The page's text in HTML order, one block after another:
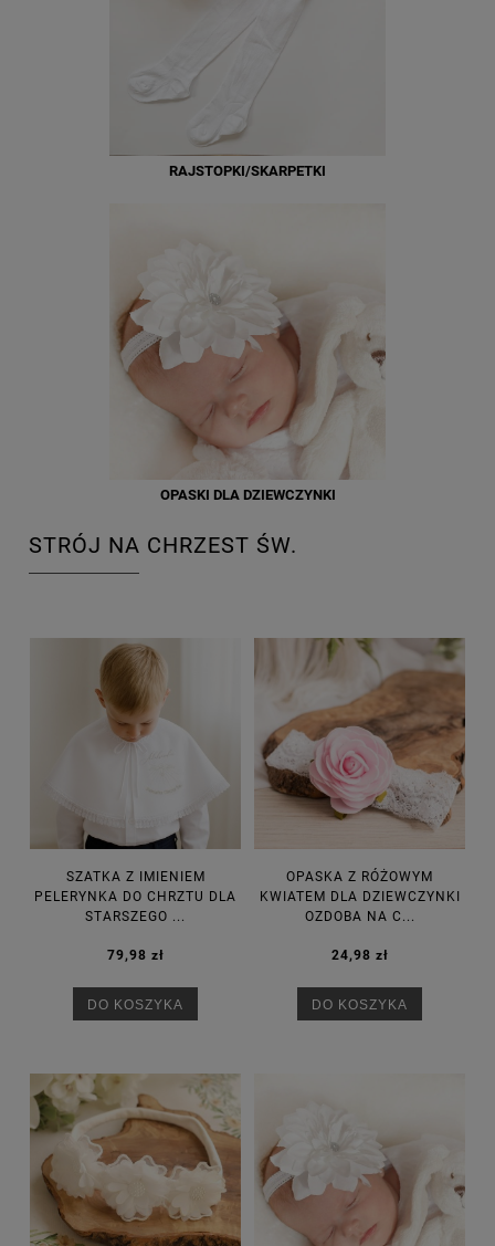
RAJSTOPKI/SKARPETKI
OPASKI DLA DZIEWCZYNKI
STRÓJ NA CHRZEST ŚW.
SZATKA Z IMIENIEM
PELERYNKA DO CHRZTU DLA
STARSZEGO ...
79,98 zł
DO KOSZYKA
OPASKA Z RÓŻOWYM
KWIATEM DLA DZIEWCZYNKI
OZDOBA NA C...
24,98 zł
DO KOSZYKA